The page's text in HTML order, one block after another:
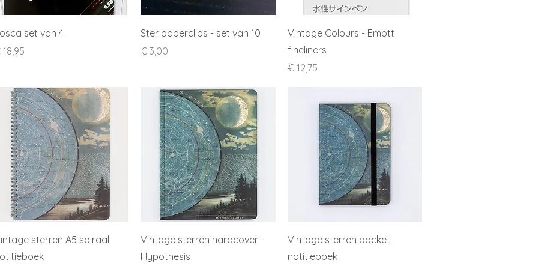
Snel overzicht
set van 4
Snel overzicht
Ster paperclips - set van 10
Prijs
€ 3,00
Snel overzicht
Vintage Colours - Emott
fineliners
Prijs
€ 12,75
Snel overzicht
sterren A5 spiraal
Snel overzicht
Vintage sterren hardcover -
Hypothesis
Snel overzicht
Vintage sterren pocket
notitieboek